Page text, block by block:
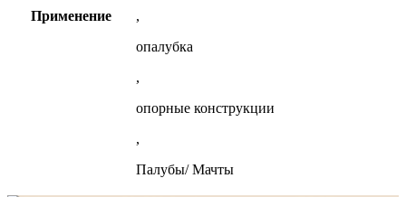
Применение
,
опалубка
,
опорные конструкции
,
Палубы/ Мачты